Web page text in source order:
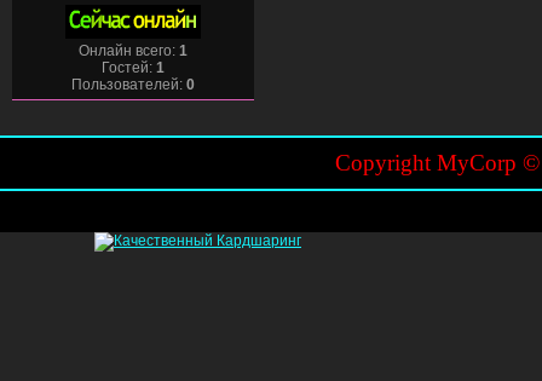
Онлайн всего: 1
Гостей: 1
Пользователей: 0
Copyright MyCorp